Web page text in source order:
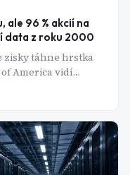
ale 96 % akcií na
data z roku 2000
zisky táhne hrstka
America vidí
krachu dot-com